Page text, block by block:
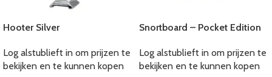
Hooter Silver
Log alstublieft in om prijzen te
bekijken en te kunnen kopen
Snortboard – Pocket Edition
Log alstublieft in om prijzen te
bekijken en te kunnen kopen